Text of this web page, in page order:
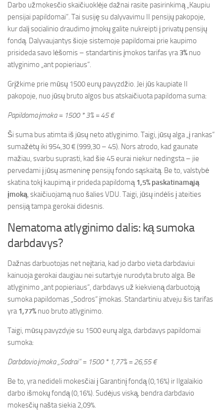
Darbo užmokesčio skaičiuoklėje dažnai rasite pasirinkimą „Kaupiu
pensijai papildomai“. Tai susiję su dalyvavimu II pensijų pakopoje,
kur dalį socialinio draudimo įmokų galite nukreipti į privatų pensijų
fondą. Dalyvaujantys šioje sistemoje papildomai prie kaupimo
prisideda savo lėšomis – standartinis įmokos tarifas yra3% nuo
atlyginimo „ant popieriaus“.
Grįžkime prie mūsų 1500 eurų pavyzdžio. Jei jūs kaupiate II
pakopoje, nuo jūsų bruto algos bus atskaičiuota papildoma suma:
Papildoma įmoka = 1500 * 3% = 45 €
Ši suma bus atimta iš jūsų neto atlyginimo. Taigi, jūsų alga „į rankas“
sumažėtų iki 954,30 € (999,30 – 45). Nors atrodo, kad gaunate
mažiau, svarbu suprasti, kad šie 45 eurai niekur nedingsta – jie
pervedami į jūsų asmeninę pensijų fondo sąskaitą. Be to, valstybė
skatina tokį kaupimą ir prideda papildomą1,5% paskatinamąją
įmoką, skaičiuojamą nuo šalies VDU. Taigi, jūsų indėlis į ateities
pensiją tampa gerokai didesnis.
Nematoma atlyginimo dalis: ką sumoka
darbdavys?
Dažnas darbuotojas net neįtaria, kad jo darbo vieta darbdaviui
kainuoja gerokai daugiau nei sutartyje nurodyta bruto alga. Be
atlyginimo „ant popieriaus“, darbdavys už kiekvieną darbuotoją
sumoka papildomas „Sodros“ įmokas. Standartiniu atveju šis tarifas
yra1,77% nuo bruto atlyginimo.
Taigi, mūsų pavyzdyje su 1500 eurų alga, darbdavys papildomai
sumoka:
Darbdavio įmoka „Sodrai“ = 1500 * 1,77% = 26,55 €
Be to, yra nedideli mokesčiai į Garantinį fondą (0,16%) ir Ilgalaikio
darbo išmokų fondą (0,16%). Sudėjus viską, bendra darbdavio
mokesčių našta siekia 2,09%.